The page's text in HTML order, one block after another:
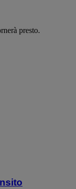
presto.